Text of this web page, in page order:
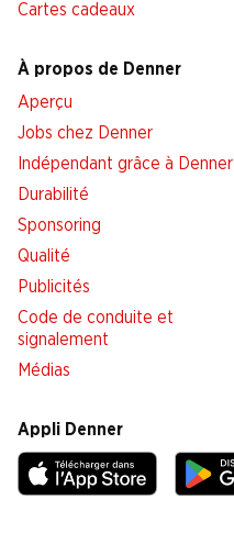
Cartes cadeaux
À propos de Denner
Aperçu
Jobs chez Denner
Indépendant grâce à Denner
Durabilité
Sponsoring
Qualité
Publicités
Code de conduite et
signalement
Médias
Appli Denner